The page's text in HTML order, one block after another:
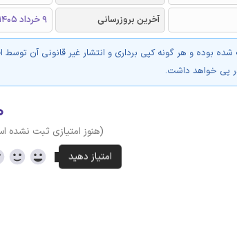
آخرین بروزرسانی 9 خرداد 1405
بوده و هر گونه کپی برداری و انتشار غیر قانونی آن توسط
پی خواهد داشت.
(هنوز امتیازی ثبت نشده